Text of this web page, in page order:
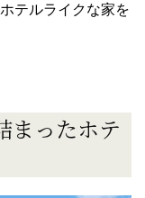
テルライクな家を
まったホテ